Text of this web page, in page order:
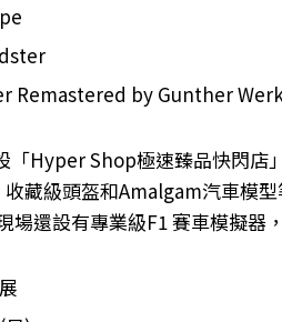
Remastered by Gunther
「Hyper Shop極速臻品快閃店
藏級頭盔和Amalgam汽車模
場還設有專業級F1 賽車模擬器